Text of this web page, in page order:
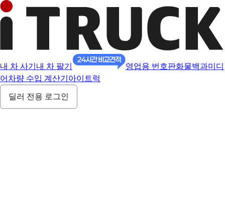
내 차 사기 내 차 팔기 영업용 번호판화물백과미디
어 차량 수입 계산기 아이트럭
딜러 전용 로그인